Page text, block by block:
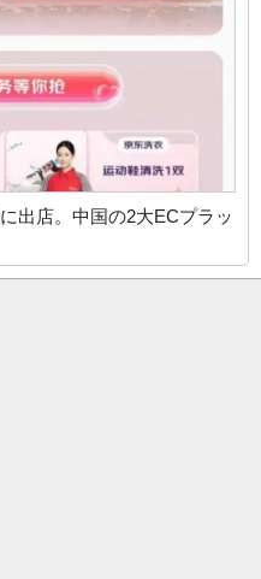
出店。中国の2大ECプラッ